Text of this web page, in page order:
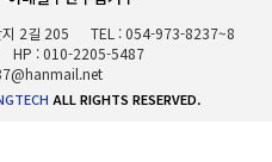
2길 205 TEL :054-973-8237~8
HP :010-2205-5487
ALL RIGHTS RESERVED.